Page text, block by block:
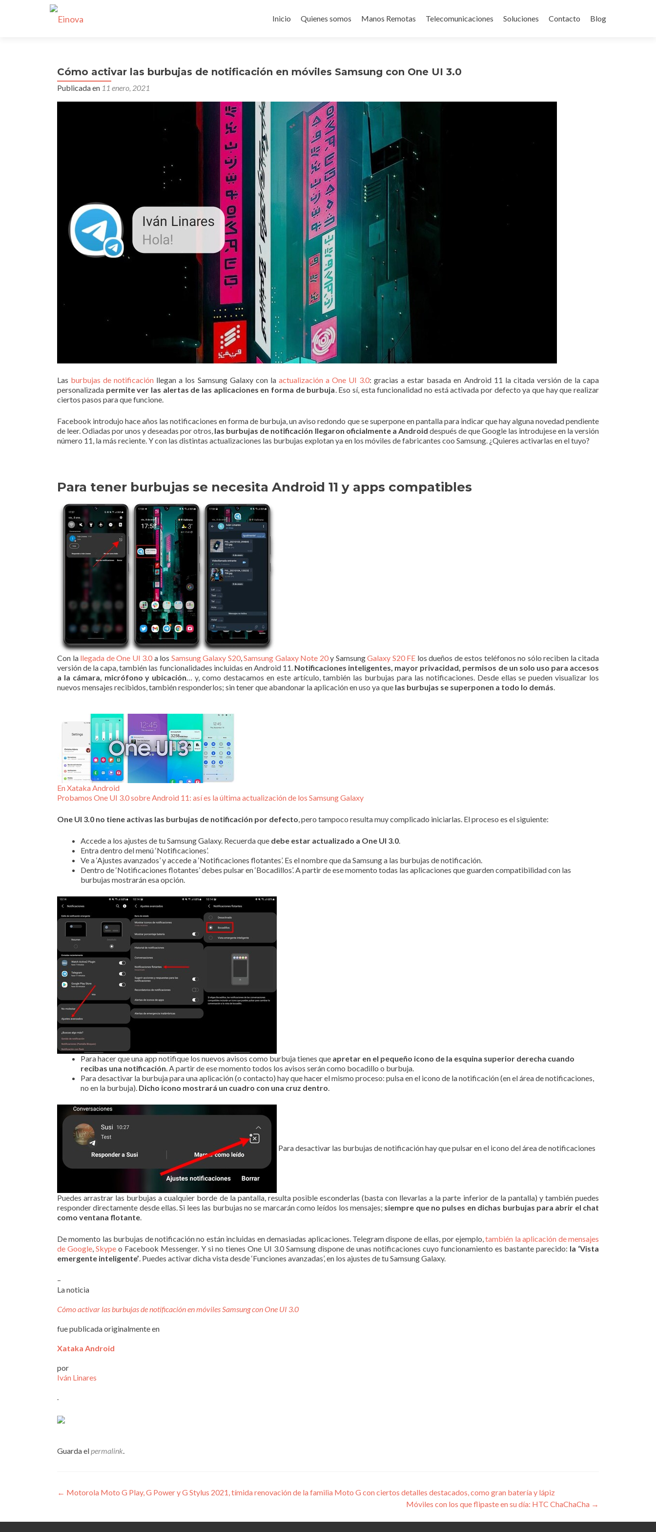
al
Inicio Quienes somos Manos Remotas Telecomunicaciones Soluciones Contacto Blog
Cómo activar las burbujas de notificación en móviles Samsung con One UI 3.0
Publicada en 11 enero, 2021
Las burbujas de notificación llegan a los Samsung Galaxy con la actualización a One UI 3.0: gracias a estar basada en Android 11 la citada versión de la capa
personalizada permite ver las alertas de las aplicaciones en forma de burbuja. Eso sí, esta funcionalidad no está activada por defecto ya que hay que realizar
ciertos pasos para que funcione.
Facebook introdujo hace años las notificaciones en forma de burbuja, un aviso redondo que se superpone en pantalla para indicar que hay alguna novedad pendiente
de leer. Odiadas por unos y deseadas por otros, las burbujas de notificación llegaron oficialmente a Android después de que Google las introdujese en la versión
número 11, la más reciente. Y con las distintas actualizaciones las burbujas explotan ya en los móviles de fabricantes coo Samsung. ¿Quieres activarlas en el tuyo?
Para tener burbujas se necesita Android 11 y apps compatibles
Con la llegada de One UI 3.0 a los Samsung Galaxy S20,Samsung Galaxy Note 20y SamsungGalaxy S20 FE los dueños de estos teléfonos no sólo reciben la citada
versión de la capa, también las funcionalidades incluidas en Android 11. Notificaciones inteligentes, mayor privacidad, permisos de un solo uso para accesos
a la cámara, micrófono y ubicación… y, como destacamos en este artículo, también las burbujas para las notificaciones. Desde ellas se pueden visualizar los
nuevos mensajes recibidos, también responderlos; sin tener que abandonar la aplicación en uso ya que las burbujas se superponen a todo lo demás.
En Xataka Android
Probamos One UI 3.0 sobre Android 11: así es la última actualización de los Samsung Galaxy
One UI 3.0 no tiene activas las burbujas de notificación por defecto, pero tampoco resulta muy complicado iniciarlas. El proceso es el siguiente:
Accede a los ajustes de tu Samsung Galaxy. Recuerda que debe estar actualizado a One UI 3.0.
Entra dentro del menú ‘Notificaciones’.
Ve a ‘Ajustes avanzados’ y accede a ‘Notificaciones flotantes’. Es el nombre que da Samsung a las burbujas de notificación.
Dentro de ‘Notificaciones flotantes’ debes pulsar en ‘Bocadillos’. A partir de ese momento todas las aplicaciones que guarden compatibilidad con las
burbujas mostrarán esa opción.
Para hacer que una app notifique los nuevos avisos como burbuja tienes que apretar en el pequeño icono de la esquina superior derecha cuando
recibas una notificación. A partir de ese momento todos los avisos serán como bocadillo o burbuja.
Para desactivar la burbuja para una aplicación (o contacto) hay que hacer el mismo proceso: pulsa en el icono de la notificación (en el área de notificaciones,
no en la burbuja). Dicho icono mostrará un cuadro con una cruz dentro.
Para desactivar las burbujas de notificación hay que pulsar en el icono del área de notificaciones
Puedes arrastrar las burbujas a cualquier borde de la pantalla, resulta posible esconderlas (basta con llevarlas a la parte inferior de la pantalla) y también puedes
responder directamente desde ellas. Si lees las burbujas no se marcarán como leídos los mensajes; siempre que no pulses en dichas burbujas para abrir el chat
como ventana flotante.
De momento las burbujas de notificación no están incluidas en demasiadas aplicaciones. Telegram dispone de ellas, por ejemplo,también la aplicación de mensajes
de Google, Skype o Facebook Messenger. Y si no tienes One UI 3.0 Samsung dispone de unas notificaciones cuyo funcionamiento es bastante parecido: la ‘Vista
emergente inteligente’. Puedes activar dicha vista desde ‘Funciones avanzadas’, en los ajustes de tu Samsung Galaxy.
–
La noticia
Cómo activar las burbujas de notificación en móviles Samsung con One UI 3.0
fue publicada originalmente en
Xataka Android
por
Iván Linares
.
Guarda elpermalink.
Navegación
← Motorola Moto G Play, G Power y G Stylus 2021, tímida renovación de la familia Moto G con ciertos detalles destacados, como gran batería y lápiz
Móviles con los que flipaste en su día: HTC ChaChaCha →